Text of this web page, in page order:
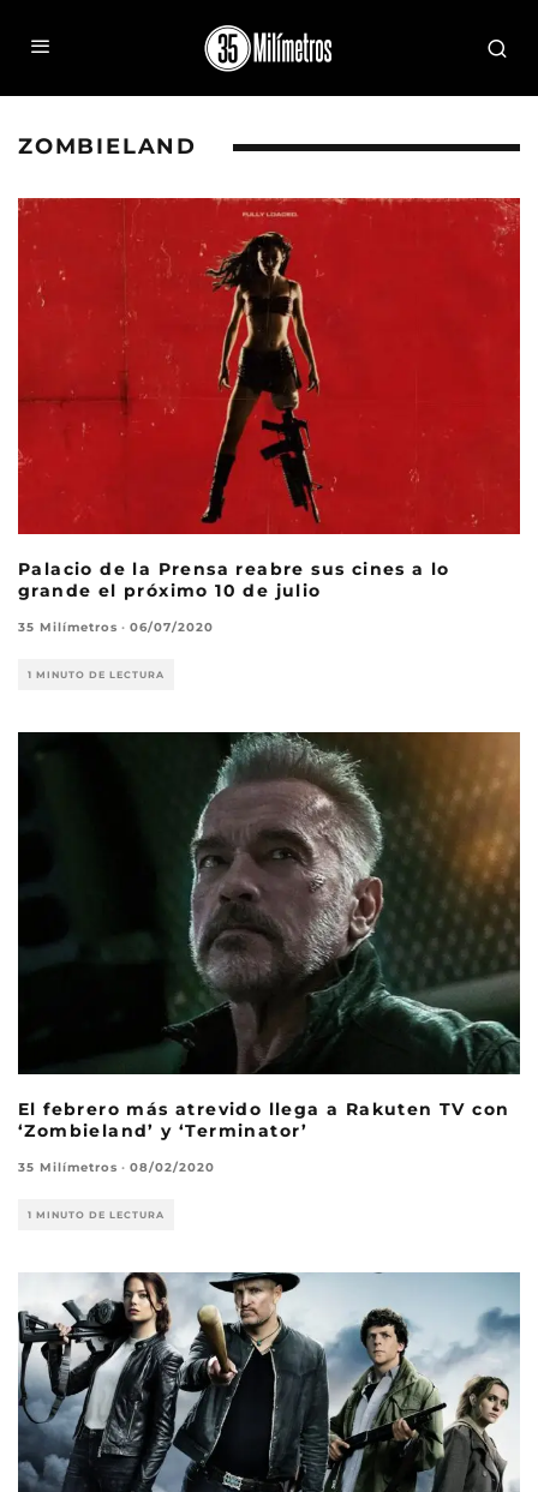
ZOMBIELAND
Palacio de la Prensa reabre sus cines a lo
grande el próximo 10 de julio
35 Milímetros · 06/07/2020
1 MINUTO DE LECTURA
El febrero más atrevido llega a Rakuten TV con
‘Zombieland’ y ‘Terminator’
35 Milímetros · 08/02/2020
1 MINUTO DE LECTURA